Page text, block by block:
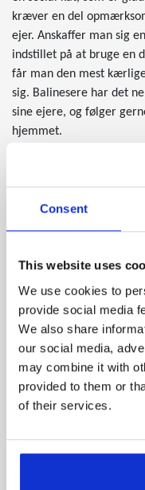
Consent
This website uses
We use cookies to
provide social media
We also share
our social media,
may combine it with
provided to them or
of their services.
kræver en del
ejer. Anskaffer man sig
indstillet på at bruge en
får man den mest
sig. Balinesere har det
sine ejere, og følger
hjemmet.
”taler” meget. Det er
overse.
En sjov detalje
sagtens hoppe op på
for at sidde og overvåge.
Oprindelse og historie
Selvom navnet lidt
hverken fra Bali eller
oprindeligt fra Thailand,
Siameseren blev nemlig
op for balineseren. Her